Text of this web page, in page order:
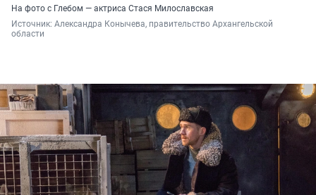
На фото с Глебом — актриса Стася Милославская
Источник: Александра Конычева, правительство Архангельской
области